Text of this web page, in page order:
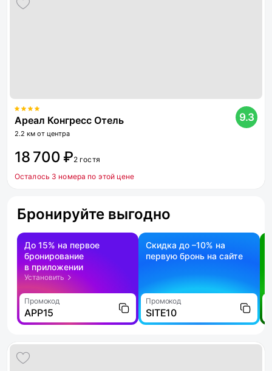
Ареал Конгресс Отель
2.2 км от центра
9.3
18 700 ₽2 гостя
Осталось 3 номера по этой цене
Бронируйте выгодно
До 15% на первое
бронирование
в приложении
Установить
Промокод
APP15
Скидка до –10% на
первую бронь на сайте
Промокод
SITE10